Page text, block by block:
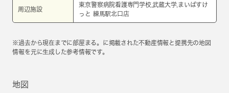
周辺施設
東京警察病院看護専門学校,武蔵大学,まいばすけ
っと 練馬駅北口店
※過去から現在までに部屋まる。に掲載された不動産情報と提携先の地図
情報を元に生成した参考情報です。
地図